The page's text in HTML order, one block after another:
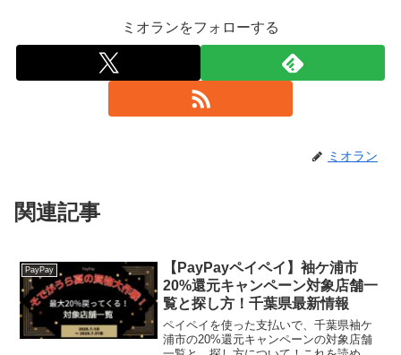
ミオランをフォローする
ミオラン
関連記事
PayPay
【PayPayペイペイ】袖ケ浦市
20%還元キャンペーン対象店舗一
覧と探し方！千葉県最新情報
ペイペイを使った支払いで、千葉県袖ケ
浦市の20%還元キャンペーンの対象店舗